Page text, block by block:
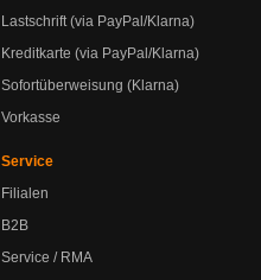
Lastschrift (via PayPal/Klarna)
Kreditkarte (via PayPal/Klarna)
Sofortüberweisung (Klarna)
Vorkasse
Service
Filialen
B2B
Service / RMA